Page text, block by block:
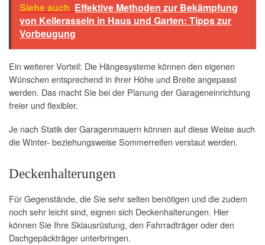
Siehe auch Effektive Methoden zur Bekämpfung
von Kellerasseln in Haus und Garten: Tipps zur
Vorbeugung
Ein weiterer Vorteil: Die Hängesysteme können den eigenen
Wünschen entsprechend in ihrer Höhe und Breite angepasst
werden. Das macht Sie bei der Planung der Garageneinrichtung
freier und flexibler.
Je nach Statik der Garagenmauern können auf diese Weise auch
die Winter- beziehungsweise Sommerreifen verstaut werden.
Deckenhalterungen
Für Gegenstände, die Sie sehr selten benötigen und die zudem
noch sehr leicht sind, eignen sich Deckenhalterungen. Hier
können Sie Ihre Skiausrüstung, den Fahrradträger oder den
Dachgepäckträger unterbringen.